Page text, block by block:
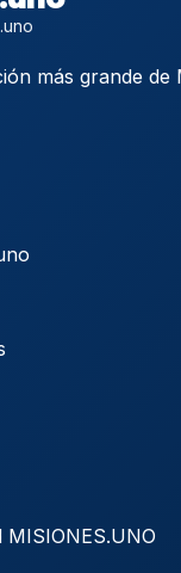
más grande de
MISIONES.UNO